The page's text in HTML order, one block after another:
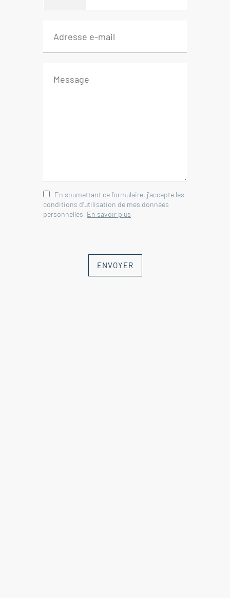
Provençale
En soumettant ce formulaire, j'accepte les
conditions d'utilisation de mes données
personnelles. En savoir plus
ENVOYER